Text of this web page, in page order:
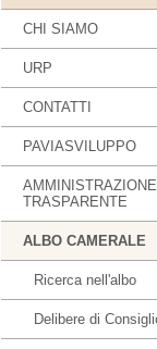
CHI SIAMO
URP
CONTATTI
PAVIASVILUPPO
AMMINISTRAZIONE
TRASPARENTE
ALBO CAMERALE
Ricerca nell'albo
Delibere di